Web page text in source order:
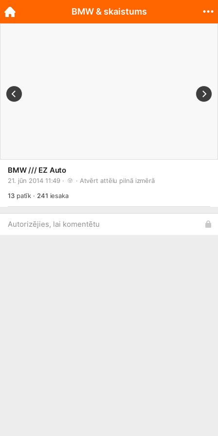
BMW /// EZ Auto
21. jūn 2014 11:49 · · Atvērt attēlu pilnā izmērā
13patīk · 241 iesaka
Autorizējies, lai komentētu
BMW & skaistums